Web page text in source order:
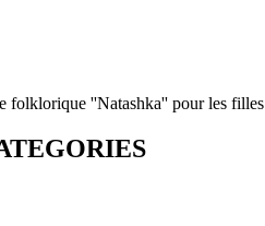
folklorique ''Natashka'' pour les filles